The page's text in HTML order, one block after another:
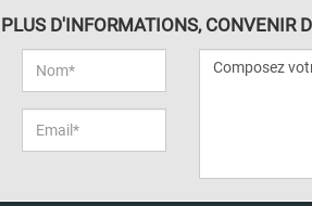
D'INFORMATIONS, CONVENIR